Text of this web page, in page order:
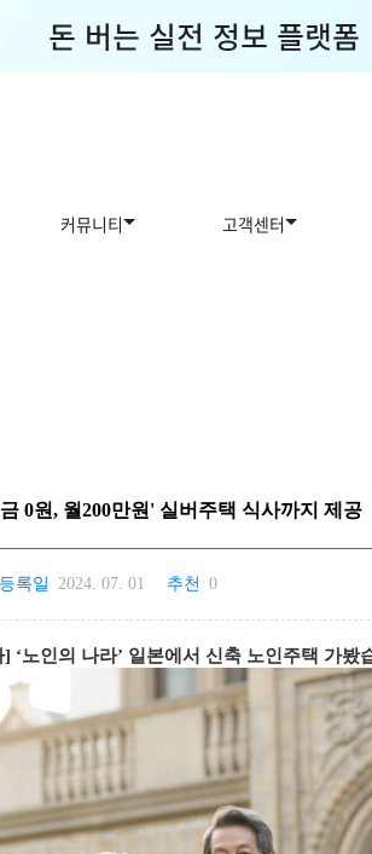
커뮤니티 고객센터
0원, 월200만원' 실버주택 식사까지 제공
등록일 2024. 07. 01 추천 0
‘노인의 나라’ 일본에서 신축 노인주택 가봤